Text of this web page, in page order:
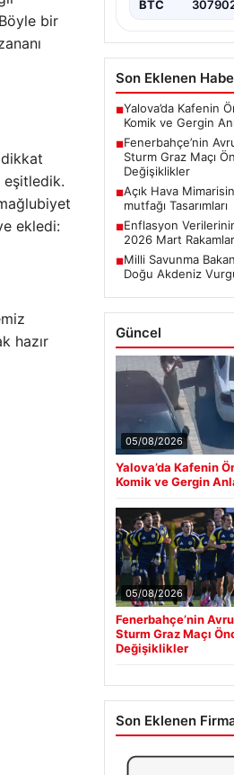
bir
eşitledik.
ekledi:
hazır
BTC
Son Eklenen
■Yalova’da Kafenin
Komik ve Gergin
■Fenerbahçe’nin
Sturm Graz Maçı
Değişiklikler
■Açık Hava
mutfağı Tasarımları
■Enflasyon
2026 Mart
■Milli Savunma
Doğu Akdeniz
Güncel
05/08/2026
Yalova’da Kafenin
Komik ve Gergin
05/08/2026
Fenerbahçe’nin
Sturm Graz Maçı
Değişiklikler
Son Eklenen